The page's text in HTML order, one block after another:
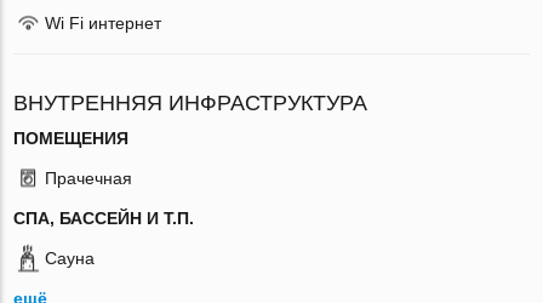
Wi Fi интернет
ВНУТРЕННЯЯ ИНФРАСТРУКТУРА
ПОМЕЩЕНИЯ
Прачечная
СПА, БАССЕЙН И Т.П.
Сауна
ещё